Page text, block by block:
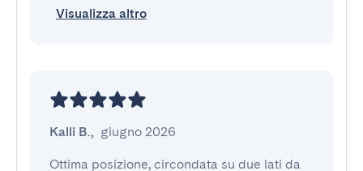
Visualizza altro
Kalli B., giugno 2026
Ottima posizione, circondata su due lati da